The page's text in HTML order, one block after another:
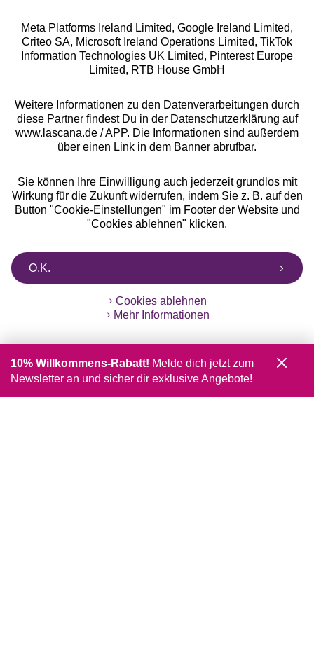
Alle Preise inkl. MwSt., zzgl.
Versandkosten
** Bonität vorausgesetzt, berechtigt zur Bonitätsprüfung
Meta Platforms Ireland Limited, Google Ireland Limited,
Criteo SA, Microsoft Ireland Operations Limited, TikTok
Information Technologies UK Limited, Pinterest Europe
Limited, RTB House GmbH
Weitere Informationen zu den Datenverarbeitungen durch
diese Partner findest Du in der Datenschutzerklärung auf
www.lascana.de / APP. Die Informationen sind außerdem
über einen Link in dem Banner abrufbar.
Sie können Ihre Einwilligung auch jederzeit grundlos mit
Wirkung für die Zukunft widerrufen, indem Sie z. B. auf den
Button "Cookie-Einstellungen" im Footer der Website und
"Cookies ablehnen" klicken.
O.K.
Cookies ablehnen
Mehr Informationen
10% Willkommens-Rabatt! Melde dich jetzt zum
Newsletter an und sicher dir exklusive Angebote!